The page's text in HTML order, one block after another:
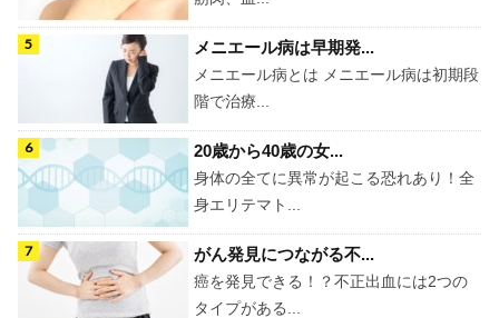
メニエール病は早期発...
メニエール病とは メニエール病は初期段
階で治療...
20歳から40歳の女...
身体の全てに異常が起こる恐れあり！全
身エリテマト...
がん発見につながる不...
癌を発見できる！？不正出血には2つの
タイプがある...